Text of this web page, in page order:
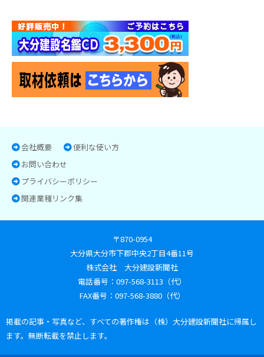
会社概要
便利な使い方
お問い合わせ
プライバシーポリシー
関連業種リンク集
〒870-0954
大分県大分市下郡中央2丁目4番11号
株式会社 大分建設新聞社
電話番号：097-568-3113（代）
FAX番号：097-568-3880（代）
掲載の記事・写真など、すべての著作権は（株）大分建設新聞社に帰属し
ます。無断転載を禁止します。